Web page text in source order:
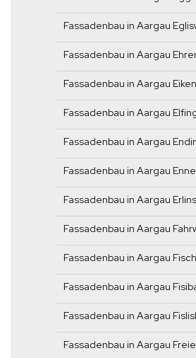
Fassadenbau in Aargau
Fassadenbau in Aargau
Fassadenbau in Aargau Eiken
Fassadenbau in Aargau
Fassadenbau in Aargau
Fassadenbau in Aargau
Fassadenbau in Aargau
Fassadenbau in Aargau
Fassadenbau in Aargau
Fassadenbau in Aargau
Fassadenbau in Aargau
Fassadenbau in Aargau